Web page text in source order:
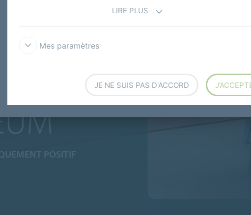
POSITIF
LIRE PLUS
Mes paramètres
JE NE SUIS PAS D'ACCORD